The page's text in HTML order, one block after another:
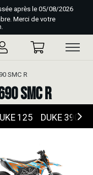
après le 05/08/2026
Merci de votre
SMC R
SMC R
125 DUKE 390